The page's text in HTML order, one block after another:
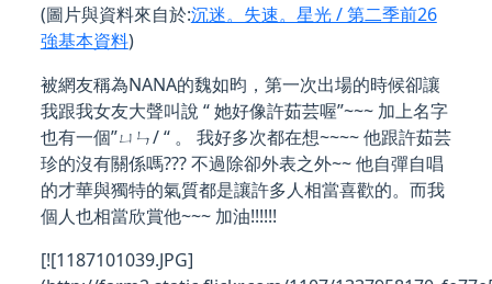
(圖片與資料來自於:沉迷。失速。星光 / 第二季前26
強基本資料)
被網友稱為NANA的魏如昀，第一次出場的時候卻讓
我跟我女友大聲叫說 “ 她好像許茹芸喔”~~~ 加上名字
也有一個”ㄩㄣ/ “ 。 我好多次都在想~~~~ 他跟許茹芸
珍的沒有關係嗎??? 不過除卻外表之外~~ 他自彈自唱
的才華與獨特的氣質都是讓許多人相當喜歡的。而我
個人也相當欣賞他~~~ 加油!!!!!!
[![1187101039.JPG]